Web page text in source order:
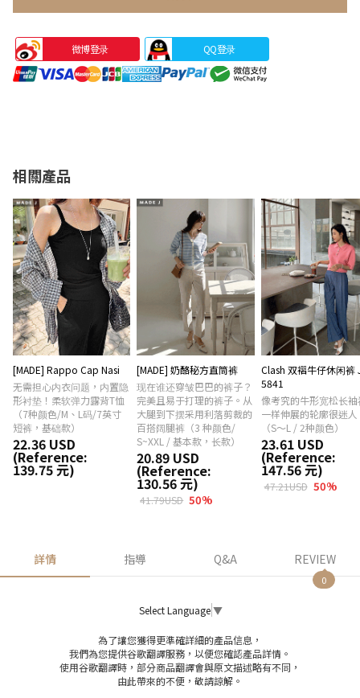
微博登录 QQ登录
相關產品
[MADE] Rappo Cap Nasi
无需担心内衣问题，内置隐
形衬垫！柔软弹力露背T恤
（7种颜色/M、L码/7英寸
短裤，基础款）
22.36 USD
(Reference:
139.75 元)
[MADE] 奶酪秘方直筒裤
现在谁还穿皱巴巴的裤子？
完美且易于打理的裤子。从
大腿到下摆采用利落剪裁的
百搭阔腿裤（3 种颜色/
S~XXL / 基本款，长款）
20.89 USD
(Reference:
130.56 元)
41.79USD 50%
Clash 双褶牛仔休闲裤
5841
像考究的牛形宽松长袖
一样伸展的轮廓很迷人
（S〜L / 2种颜色）
23.61 USD
(Reference:
147.56 元)
47.21USD 50%
詳情 指導 Q&A REVIEW
0
Select Language ▼
為了讓您獲得更準確詳細的產品信息，
我們為您提供谷歌翻譯服務，以便您確認產品詳情。
使用谷歌翻譯時，部分商品翻譯會與原文描述略有不同，
由此帶來的不便，敬請諒解。